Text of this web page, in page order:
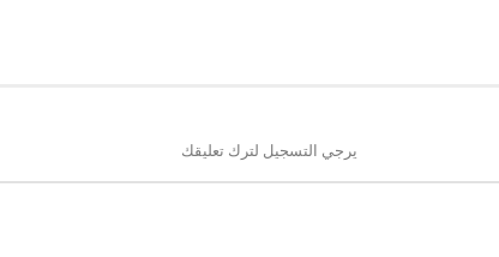
يرجي التسجيل لترك تعليقك